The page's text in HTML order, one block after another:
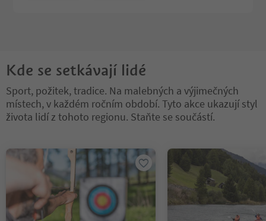
Kde se setkávají lidé
Sport, požitek, tradice. Na malebných a výjimečných
místech, v každém ročním období. Tyto akce ukazují styl
života lidí z tohoto regionu. Staňte se součástí.